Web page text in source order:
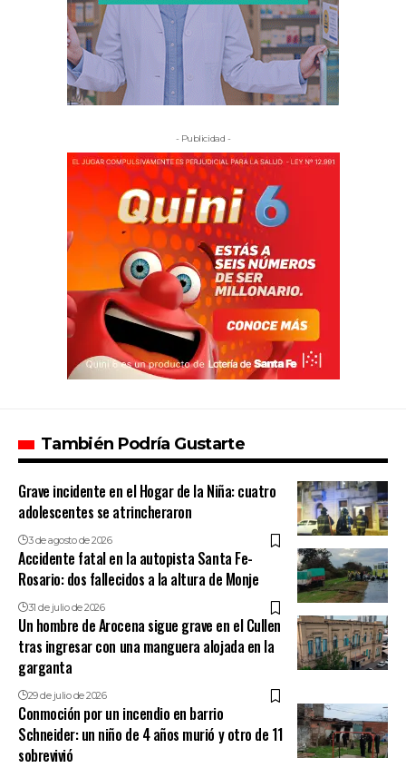
- Publicidad -
También Podría Gustarte
Grave incidente en el Hogar de la Niña: cuatro
adolescentes se atrincheraron
3 de agosto de 2026
Accidente fatal en la autopista Santa Fe-
Rosario: dos fallecidos a la altura de Monje
31 de julio de 2026
Un hombre de Arocena sigue grave en el Cullen
tras ingresar con una manguera alojada en la
garganta
29 de julio de 2026
Conmoción por un incendio en barrio
Schneider: un niño de 4 años murió y otro de 11
sobrevivió